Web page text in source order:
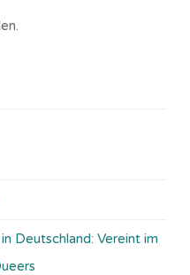
Deutschland: Vereint im